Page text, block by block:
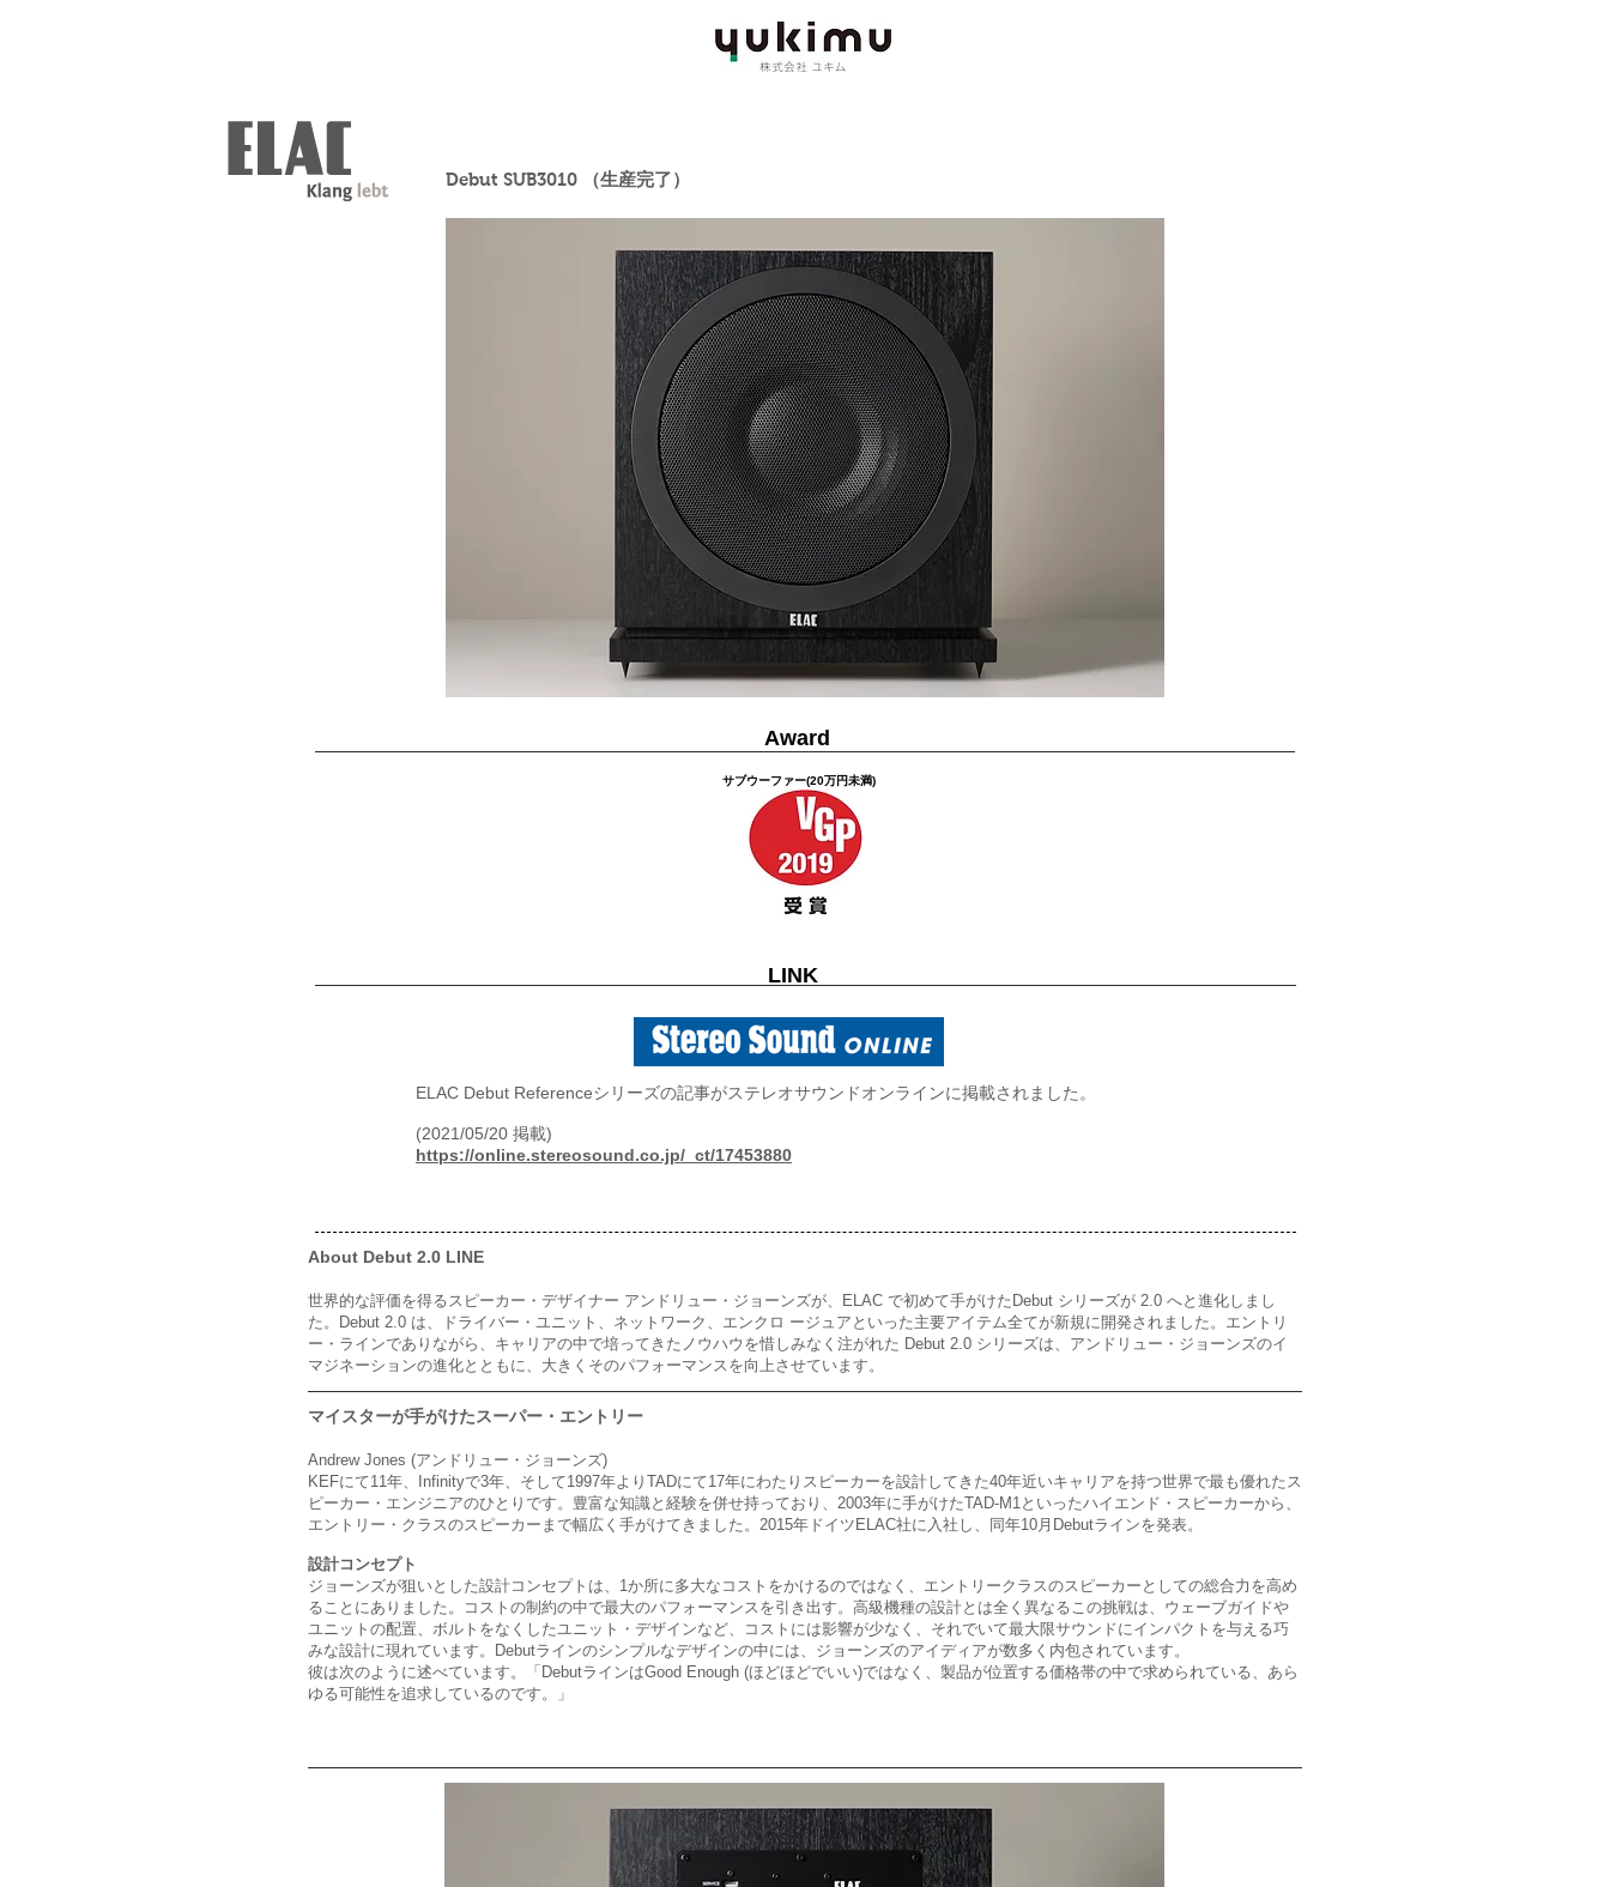
Debut SUB3010 （生産完了）
Award
サブウーファー(20万円未満)
LINK
ELAC Debut Referenceシリーズの記事がステレオサウンドオンラインに掲載されました。
​(2021/05/20 掲載)
https://online.stereosound.co.jp/_ct/17453880
About Debut 2.0 LINE
世界的な評価を得るスピーカー・デザイナー アンドリュー・ジョーンズが、ELAC で初めて手がけたDebut シリーズが 2.0 へと進化しまし
た。Debut 2.0 は、ドライバー・ユニット、ネットワーク、エンクロ ージュアといった主要アイテム全てが新規に開発されました。エントリ
ー・ラインでありながら、キャリアの中で培ってきたノウハウを惜しみなく注がれた Debut 2.0 シリーズは、アンドリュー・ジョーンズのイ
マジネーションの進化とともに、大きくそのパフォーマンスを向上させています。
マイスターが手がけたスーパー・エントリー
Andrew Jones (アンドリュー・ジョーンズ)
KEFにて11年、Infinityで3年、そして1997年よりTADにて17年にわたりスピーカーを設計してきた40年近いキャ リアを持つ世界で最も優れたス
ピーカー・エンジニアのひとりです。豊富な知識と経験を併せ持っており、2003年に手がけたTAD-M1といったハイエンド・スピーカーから、
エントリー・クラスのスピーカーまで幅広く手がけてき ました。2015年ドイツELAC社に入社し、同年10月Debutラインを発表。
設計コンセプト
ジョーンズが狙いとした設計コンセプトは、1か所に多大なコストをかけるのではなく、エントリークラスのスピー カーとしての総合力を高め
ることにありました。コストの制約の中で最大のパフォーマンスを引き出す。高級機種の設計とは全く異なるこの挑戦は、ウェーブガイドや
ユニットの配置、ボルトをなくしたユニット・デザインなど、コストには影響が少なく、それでいて最大限サウンドにインパクトを与える巧
みな設計に現れています。Debutラインのシンプルなデザインの中には、ジョーンズのアイディアが数多く内包されています。
彼は次のように述べています。「DebutラインはGood Enough (ほどほどでいい)ではなく、製品が位置する価格帯の中で求められている、あら
ゆる可能性を追求しているのです。」